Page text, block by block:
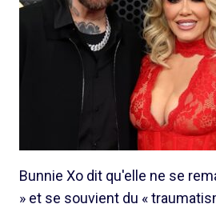
Bunnie Xo dit qu'elle ne se
» et se souvient du «